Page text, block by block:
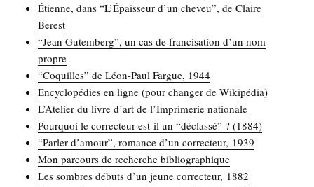
Étienne, dans “L’Épaisseur d’un che­veu”, de Claire
Berest
“Jean Gutem­berg”, un cas de fran­ci­sa­tion d’un nom
propre
“Coquilles” de Léon-Paul Fargue, 1944
Ency­clo­pé­dies en ligne (pour chan­ger de Wikipédia)
L’Atelier du livre d’art de l’Imprimerie nationale
Pour­quoi le cor­rec­teur est-il un “déclas­sé” ? (1884)
“Par­ler d’amour”, romance d’un cor­rec­teur, 1939
Mon par­cours de recherche bibliographique
Les sombres débuts d’un jeune cor­rec­teur, 1882